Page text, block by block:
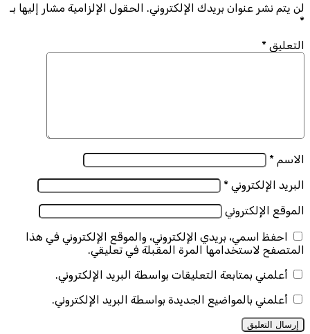
لن يتم نشر عنوان بريدك الإلكتروني. الحقول الإلزامية مشار إليها بـ
*
التعليق *
الاسم *
البريد الإلكتروني *
الموقع الإلكتروني
احفظ اسمي، بريدي الإلكتروني، والموقع الإلكتروني في هذا
المتصفح لاستخدامها المرة المقبلة في تعليقي.
أعلمني بمتابعة التعليقات بواسطة البريد الإلكتروني.
أعلمني بالمواضيع الجديدة بواسطة البريد الإلكتروني.